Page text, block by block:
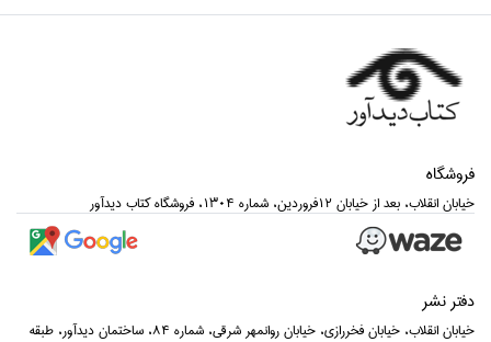
فروشگاه
خيابان انقلاب، بعد از خيابان 12فروردين، شماره 1304، فروشگاه كتاب ديدآور
دفتر نشر
خيابان انقلاب، خيابان فخررازي، خيابان روانمهر شرقي، شماره 84، ساختمان ديدآور، طبقه